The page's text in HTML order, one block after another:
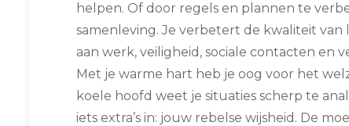
helpen. Of door regels en plannen te
samenleving. Je verbetert de kwaliteit van
aan werk, veiligheid, sociale contacten en
Met je warme hart heb je oog voor het
koele hoofd weet je situaties scherp te
iets extra’s in: jouw rebelse wijsheid. De